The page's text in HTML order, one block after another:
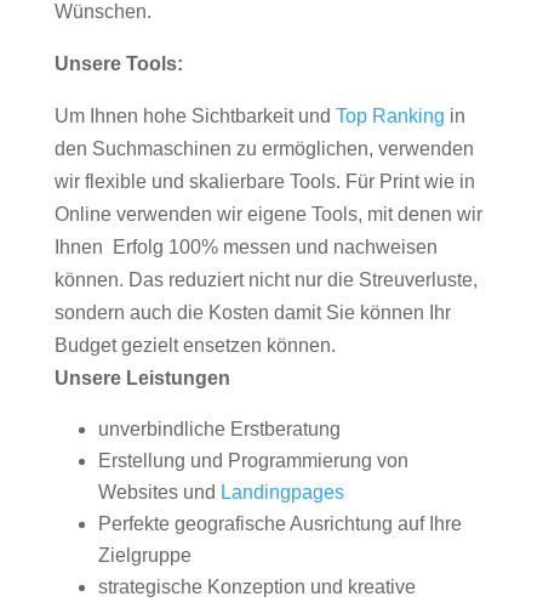
Wünschen.
Unsere Tools:
Um Ihnen hohe Sichtbarkeit und Top Ranking in
den Suchmaschinen zu ermöglichen, verwenden
wir flexible und skalierbare Tools. Für Print wie in
Online verwenden wir eigene Tools, mit denen wir
Ihnen Erfolg 100% messen und nachweisen
können. Das reduziert nicht nur die Streuverluste,
sondern auch die Kosten damit Sie können Ihr
Budget gezielt ensetzen können.
Unsere Leistungen
unverbindliche Erstberatung
Erstellung und Programmierung von
Websites und Landingpages
Perfekte geografische Ausrichtung auf Ihre
Zielgruppe
strategische Konzeption und kreative